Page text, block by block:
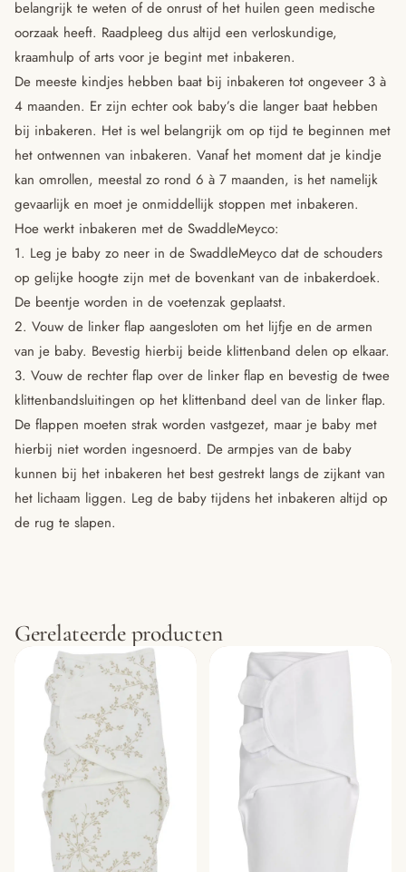
belangrijk te weten of de onrust of het huilen geen medische
oorzaak heeft. Raadpleeg dus altijd een verloskundige,
kraamhulp of arts voor je begint met inbakeren.
De meeste kindjes hebben baat bij inbakeren tot ongeveer 3 à
4 maanden. Er zijn echter ook baby’s die langer baat hebben
bij inbakeren. Het is wel belangrijk om op tijd te beginnen met
het ontwennen van inbakeren. Vanaf het moment dat je kindje
kan omrollen, meestal zo rond 6 à 7 maanden, is het namelijk
gevaarlijk en moet je onmiddellijk stoppen met inbakeren.
Hoe werkt inbakeren met de SwaddleMeyco:
1. Leg je baby zo neer in de SwaddleMeyco dat de schouders
op gelijke hoogte zijn met de bovenkant van de inbakerdoek.
De beentje worden in de voetenzak geplaatst.
2. Vouw de linker flap aangesloten om het lijfje en de armen
van je baby. Bevestig hierbij beide klittenband delen op elkaar.
3. Vouw de rechter flap over de linker flap en bevestig de twee
klittenbandsluitingen op het klittenband deel van de linker flap.
De flappen moeten strak worden vastgezet, maar je baby met
hierbij niet worden ingesnoerd. De armpjes van de baby
kunnen bij het inbakeren het best gestrekt langs de zijkant van
het lichaam liggen. Leg de baby tijdens het inbakeren altijd op
de rug te slapen.
Gerelateerde producten